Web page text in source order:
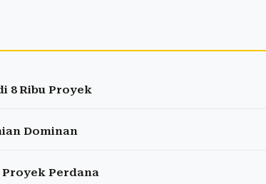
8 Ribu Proyek
Dominan
Perdana